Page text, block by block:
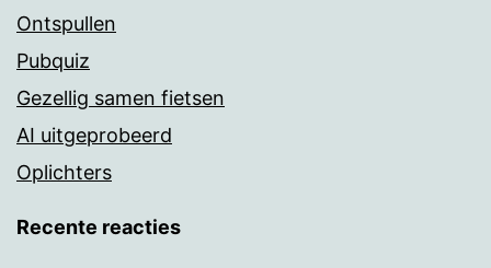
Ontspullen
Pubquiz
Gezellig samen fietsen
AI uitgeprobeerd
Oplichters
Recente reacties